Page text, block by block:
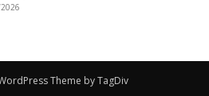
Theme by TagDiv